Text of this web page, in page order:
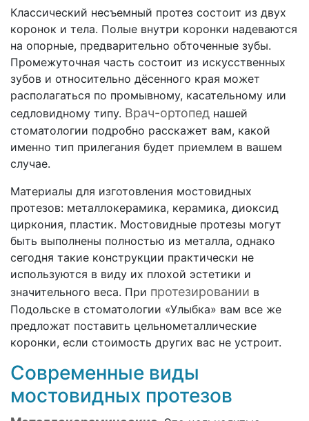
Классический несъемный протез состоит из двух
коронок и тела. Полые внутри коронки надеваются
на опорные, предварительно обточенные зубы.
Промежуточная часть состоит из искусственных
зубов и относительно дёсенного края может
располагаться по промывному, касательному или
седловидному типу. Врач-ортопед нашей
стоматологии подробно расскажет вам, какой
именно тип прилегания будет приемлем в вашем
случае.
Материалы для изготовления мостовидных
протезов: металлокерамика, керамика, диоксид
циркония, пластик. Мостовидные протезы могут
быть выполнены полностью из металла, однако
сегодня такие конструкции практически не
используются в виду их плохой эстетики и
значительного веса. При протезировании в
Подольске в стоматологии «Улыбка» вам все же
предложат поставить цельнометаллические
коронки, если стоимость других вас не устроит.
Современные виды
мостовидных протезов